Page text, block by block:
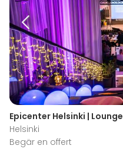
Epicenter Helsinki | Lounge
Helsinki
Begär en offert